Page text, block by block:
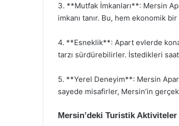
3. **Mutfak İmkanları**: Mersin
imkanı tanır. Bu, hem ekonomik
4. **Esneklik**: Apart evlerde
tarzı sürdürebilirler. İstedikleri
5. **Yerel Deneyim**: Mersin
sayede misafirler, Mersin’in
Mersin’deki Turistik Aktiviteler